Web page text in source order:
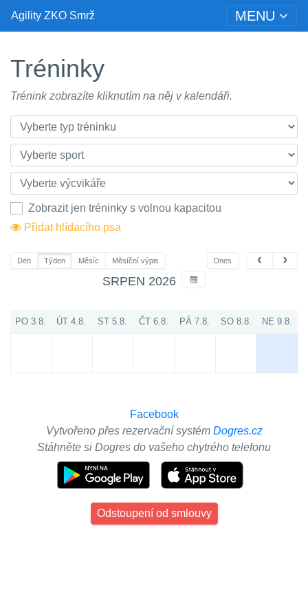
Agility ZKO Smrž MENU
Tréninky
Trénink zobrazíte kliknutím na něj v kalendáři.
Zobrazit jen tréninky s volnou kapacitou
Přidat hlídacího psa
Den Týden Měsíc Měsíční výpis Dnes
SRPEN 2026
PO 3.8. ÚT 4.8. ST 5.8. ČT 6.8. PÁ 7.8. SO 8.8. NE 9.8.
Facebook
Vytvořeno přes rezervační systém Dogres.cz
Stáhněte si Dogres do vašeho chytrého telefonu
Odstoupení od smlouvy